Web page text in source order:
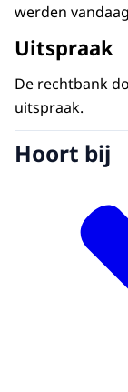
werden
Uitspraak
De rechtbank
uitspraak.
Hoort bij